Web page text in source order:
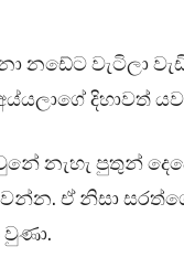
නඩේට වැටිලා
දිහාවත්
නැහැ පුතුන්
ඒ නිසා